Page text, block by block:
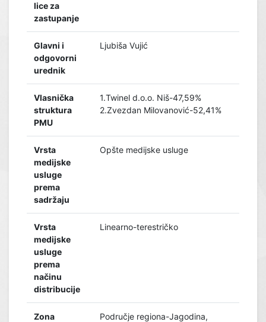
lice za
zastupanje
Glavni i
odgovorni
urednik
Ljubiša Vujić
Vlasnička
struktura
PMU
1.Twinel d.o.o. Niš-47,59%
2.Zvezdan Milovanović-52,41%
Vrsta
medijske
usluge
prema
sadržaju
Opšte medijske usluge
Vrsta
medijske
usluge
prema
načinu
distribucije
Linearno-terestričko
Zona
Područje regiona-Jagodina,